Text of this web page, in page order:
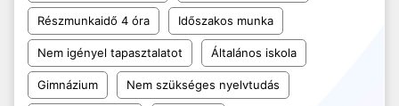
Részmunkaidő 4 óra Időszakos munka
Nem igényel tapasztalatot Általános iskola
Gimnázium Nem szükséges nyelvtudás